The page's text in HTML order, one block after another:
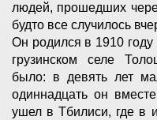
людей, прошедших
будто все случилось
Он родился в 1910 году
грузинском селе
было: в девять лет
одиннадцать он
ушел в Тбилиси, где в